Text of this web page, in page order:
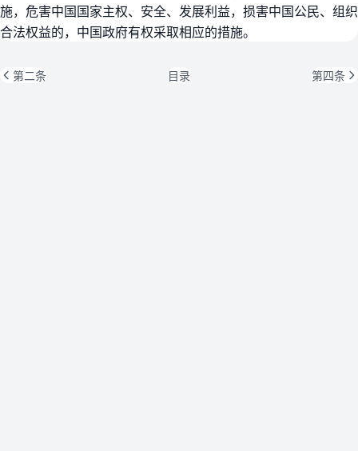
施，危害中国国家主权、安全、发展利益，损害中国公民、组织
合法权益的，中国政府有权采取相应的措施。
第二条 目录 第四条